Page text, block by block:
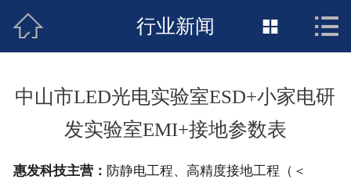
接地工程首页
新闻动态
 行业新闻  
中山市LED光电实验室ESD+小家电研
发实验室EMI+接地参数表
惠发科技主营： 防静电工程、高精度接地工程（＜